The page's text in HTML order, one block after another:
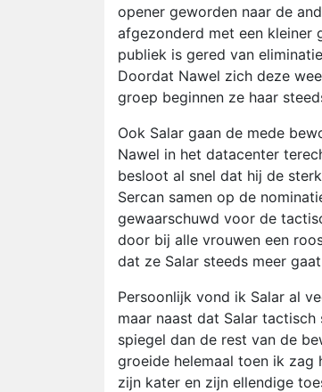
opener geworden naar de
afgezonderd met een kleiner
publiek is gered van
Doordat Nawel zich deze
groep beginnen ze haar
Ook Salar gaan de mede
Nawel in het datacenter
besloot al snel dat hij de
Sercan samen op de
gewaarschuwd voor de
door bij alle vrouwen een
dat ze Salar steeds meer
Persoonlijk vond ik Salar al
maar naast dat Salar
spiegel dan de rest van de
groeide helemaal toen ik zag
zijn kater en zijn ellendige